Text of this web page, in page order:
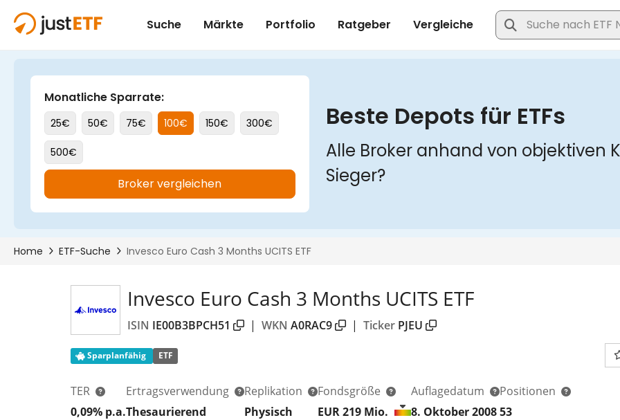
Invesco Euro Cash 3 Months UCITS ETF
ISIN IE00B3BPCH51 | WKN A0RAC9 | Ticker PJEU
Sparplanfähig ETF
TER
0,09% p.a.
Ertragsverwendung
Thesaurierend
Replikation
Physisch
Fondsgröße
EUR 219 Mio.
Auflagedatum
8. Oktober 2008
Positionen
53